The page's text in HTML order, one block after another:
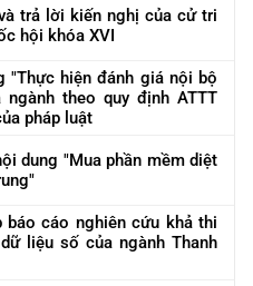
trả lời kiến nghị của cử tri
hội khóa XVI
"Thực hiện đánh giá nội bộ
theo quy định ATTT
pháp luật
dung "Mua phần mềm diệt
cáo nghiên cứu khả thi
liệu số của ngành Thanh